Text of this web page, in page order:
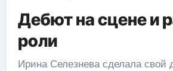
Дебют на сцене и
роли
Ирина Селезнева сделала свой